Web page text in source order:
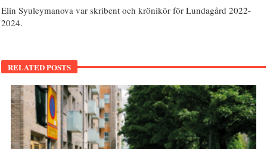
Elin Syuleymanova var skribent och krönikör för Lundagård 2022-
2024.
RELATED POSTS